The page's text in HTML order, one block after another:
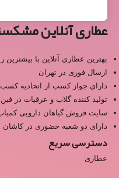
عطاری آنلاین
بهترین عطاری آنلاین با
ارسال فوری در تهران
دارای جواز کسب از اتحادیه
تولید کننده گلاب و عرقیات در
سایت فروش گیاهان دارویی
دارای دو شعبه حضوری در کاشان
دسترسی سریع
عطاری